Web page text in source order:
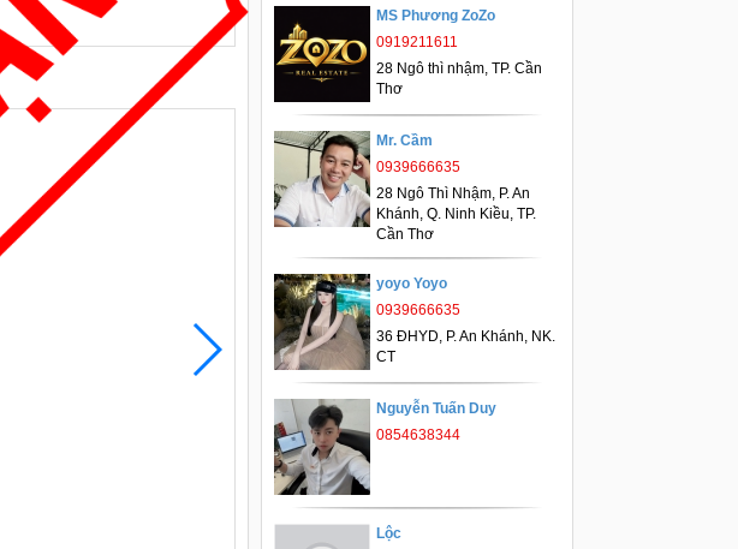
MS Phương ZoZo
0919211611
28 Ngô thì nhậm, TP. Cần
Thơ
Mr. Cầm
0939666635
28 Ngô Thì Nhậm, P. An
Khánh, Q. Ninh Kiều, TP.
Cần Thơ
yoyo Yoyo
0939666635
36 ĐHYD, P. An Khánh, NK.
CT
Nguyễn Tuấn Duy
0854638344
Lộc